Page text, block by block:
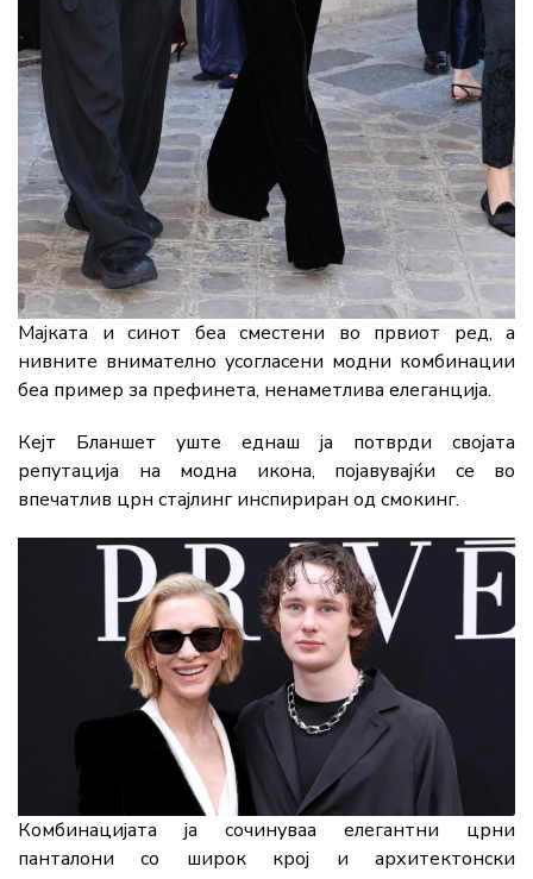
Мајката и синот беа сместени во првиот ред, а
нивните внимателно усогласени модни комбинации
беа пример за префинета, ненаметлива елеганција.
Кејт Бланшет уште еднаш ја потврди својата
репутација на модна икона, појавувајќи се во
впечатлив црн стајлинг инспириран од смокинг.
Комбинацијата ја сочинуваа елегантни црни
панталони со широк крој и архитектонски